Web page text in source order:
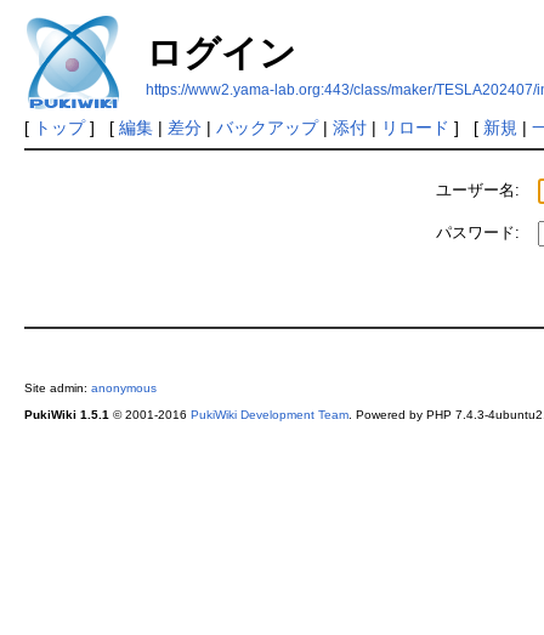
ログイン
https://www2.yama-lab.org:443/class/maker/
[ トップ] [ 編集| 差分| バックアップ| 添付| リロード ] [ 新規 |
ユーザー名:
パスワード:
Site admin: anonymous
PukiWiki 1.5.1 © 2001-2016 PukiWiki Development Team. Powered by PHP 7.4.3-